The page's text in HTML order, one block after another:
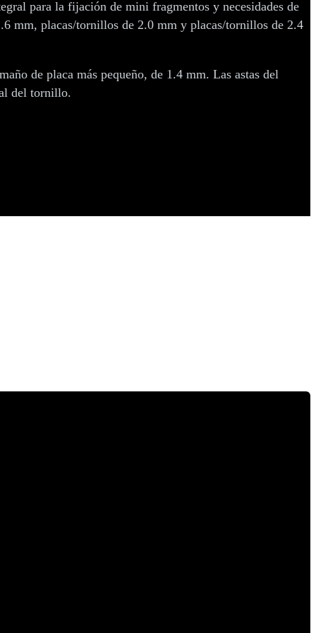
para la fijación de mini fragmentos y necesidades de
mm, placas/tornillos de 2.0 mm y placas/tornillos de 2.4
de placa más pequeño, de 1.4 mm. Las astas del
del tornillo.